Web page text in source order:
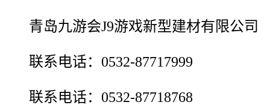
青岛九游会J9游戏新型建材有限公司
联系电话：0532-87717999
联系电话：0532-87718768